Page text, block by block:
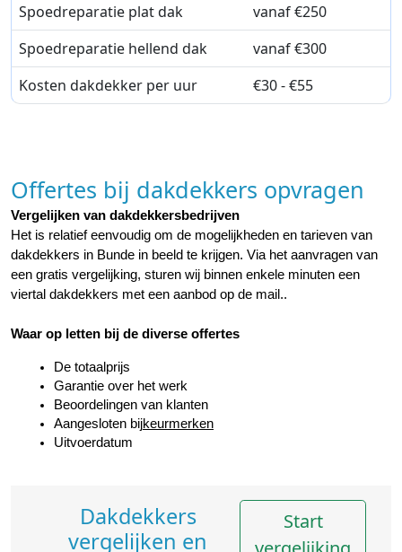
Spoedreparatie plat dak
vanaf €250
Spoedreparatie hellend dak
vanaf €300
Kosten dakdekker per uur
€30 - €55
Offertes bij dakdekkers opvragen
Vergelijken van dakdekkersbedrijven
Het is relatief eenvoudig om de mogelijkheden en tarieven van
dakdekkers in Bunde in beeld te krijgen. Via het aanvragen van
een gratis vergelijking, sturen wij binnen enkele minuten een
viertal dakdekkers met een aanbod op de mail..
Waar op letten bij de diverse offertes
De totaalprijs
Garantie over het werk
Beoordelingen van klanten
Aangesloten bijkeurmerken
Uitvoerdatum
Dakdekkers
vergelijken en
Start